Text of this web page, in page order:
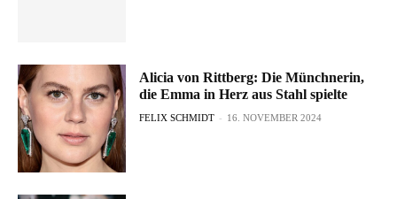
Alicia von Rittberg: Die Münchnerin,
die Emma in Herz aus Stahl spielte
FELIX SCHMIDT - 16. NOVEMBER 2024